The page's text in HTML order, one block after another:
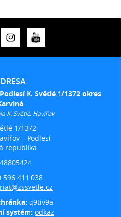
K. Světlé 1/1372 okres
K. Světlé, Havířov
1/1372
– Podlesí
republika
48805424
596 411 038
q9tiv9a
systém: odkaz